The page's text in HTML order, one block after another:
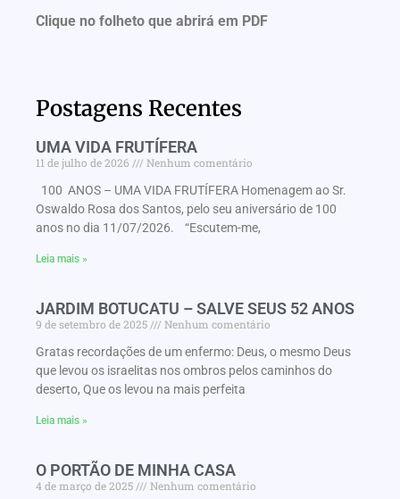
Clique no folheto que abrirá em PDF
Postagens Recentes
UMA VIDA FRUTÍFERA
11 de julho de 2026
Nenhum comentário
100 ANOS – UMA VIDA FRUTÍFERA Homenagem ao Sr.
Oswaldo Rosa dos Santos, pelo seu aniversário de 100
anos no dia 11/07/2026. “Escutem-me,
Leia mais »
JARDIM BOTUCATU – SALVE SEUS 52 ANOS
9 de setembro de 2025
Nenhum comentário
Gratas recordações de um enfermo: Deus, o mesmo Deus
que levou os israelitas nos ombros pelos caminhos do
deserto, Que os levou na mais perfeita
Leia mais »
O PORTÃO DE MINHA CASA
4 de março de 2025
Nenhum comentário